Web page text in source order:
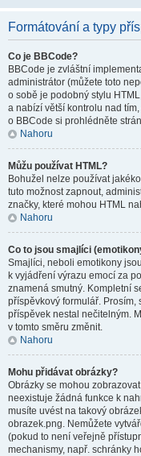
Formátování a typy
Co je BBCode?
BBCode je zvláštní
administrátor (můžete toto
o sobě je podobný stylu
a nabízí větší kontrolu nad
o BBCode si prohlédněte
Nahoru
Můžu používat HTML?
Bohužel nelze používat
tuto možnost zapnout,
značky, které mohou HTML
Nahoru
Co to jsou smajlíci
Smajlíci, neboli emotikony
k vyjádření výrazu emocí za
znamená smutný. Kompletní
příspěvkový formulář. Prosím,
příspěvek nestal nečitelným.
v tomto směru změnit.
Nahoru
Mohu přidávat obrázky?
Obrázky se mohou
neexistuje žádná funkce k
musíte uvést na takový
obrazek.png. Nemůžete
(pokud to není veřejně
mechanismy, např. schránky